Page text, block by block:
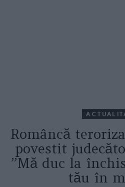
Româncă
povestit
”Mă duc la
tău în